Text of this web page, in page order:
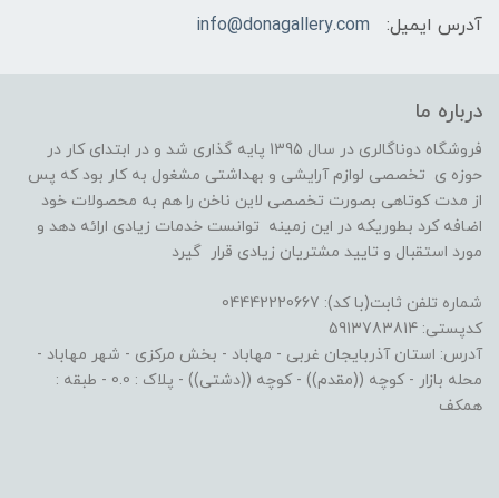
آدرس ایمیل:
info@donagallery.com
درباره ما
فروشگاه دوناگالری در سال 1395 پایه گذاری شد و در ابتدای کار در
حوزه ی تخصصی لوازم آرایشی و بهداشتی مشغول به کار بود که پس
از مدت کوتاهی بصورت تخصصی لاین ناخن را هم به محصولات خود
اضافه کرد بطوریکه در این زمینه توانست خدمات زیادی ارائه دهد و
مورد استقبال و تایید مشتریان زیادی قرار گیرد
شماره تلفن ثابت(با کد): 04442220667
کدپستی: 5913783814
آدرس: استان آذربایجان غربی - مهاباد - بخش مرکزی - شهر مهاباد -
محله بازار - کوچه ((مقدم)) - کوچه ((دشتی)) - پلاک : 0.0 - طبقه :
همکف